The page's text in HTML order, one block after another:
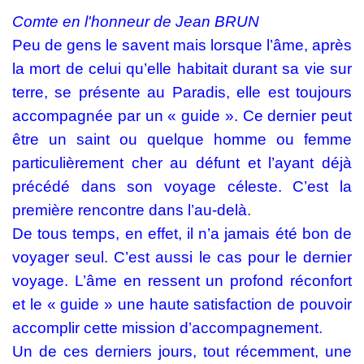
Comte en l'honneur de Jean BRUN
Peu de gens le savent mais lorsque l’âme, après
la mort de celui qu’elle habitait durant sa vie sur
terre, se présente au Paradis, elle est toujours
accompagnée par un « guide ». Ce dernier peut
être un saint ou quelque homme ou femme
particulièrement cher au défunt et l’ayant déjà
précédé dans son voyage céleste. C’est la
première rencontre dans l’au-delà.
De tous temps, en effet, il n’a jamais été bon de
voyager seul. C’est aussi le cas pour le dernier
voyage. L’âme en ressent un profond réconfort
et le « guide » une haute satisfaction de pouvoir
accomplir cette mission d’accompagnement.
Un de ces derniers jours, tout récemment, une